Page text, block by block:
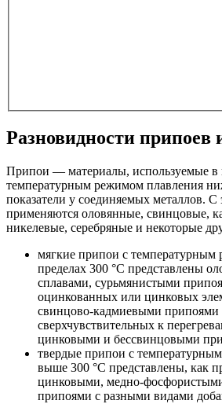
Разновидности припоев
Припои — материалы, используемые в
температурным режимом плавления
показатели у соединяемых металлов. С
применяются оловянные, свинцовые,
никелевые, серебряные и некоторые
мягкие припои с температурным
пределах 300 °C представлены
сплавами, сурьмянистыми
оцинкованных или цинковых
свинцово-кадмиевыми припоями
сверхчувствительных к
цинковыми и бессвинцовыми
твердые припои с
выше 300 °C представлены, как
цинковыми, медно-
припоями с разными видами